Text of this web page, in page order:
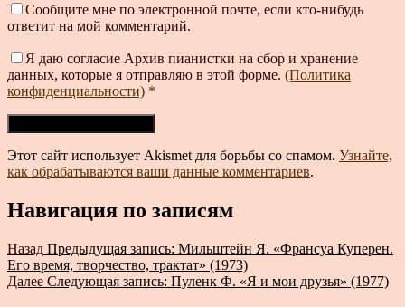
Сообщите мне по электронной почте, если кто-нибудь
ответит на мой комментарий.
Я даю согласие Архив пианистки на сбор и хранение
данных, которые я отправляю в этой форме. (Политика
конфиденциальности) *
Этот сайт использует Akismet для борьбы со спамом. Узнайте,
как обрабатываются ваши данные комментариев.
Навигация по записям
Назад Предыдущая запись: Мильштейн Я. «Франсуа Куперен.
Его время, творчество, трактат» (1973)
Далее Следующая запись: Пуленк Ф. «Я и мои друзья» (1977)